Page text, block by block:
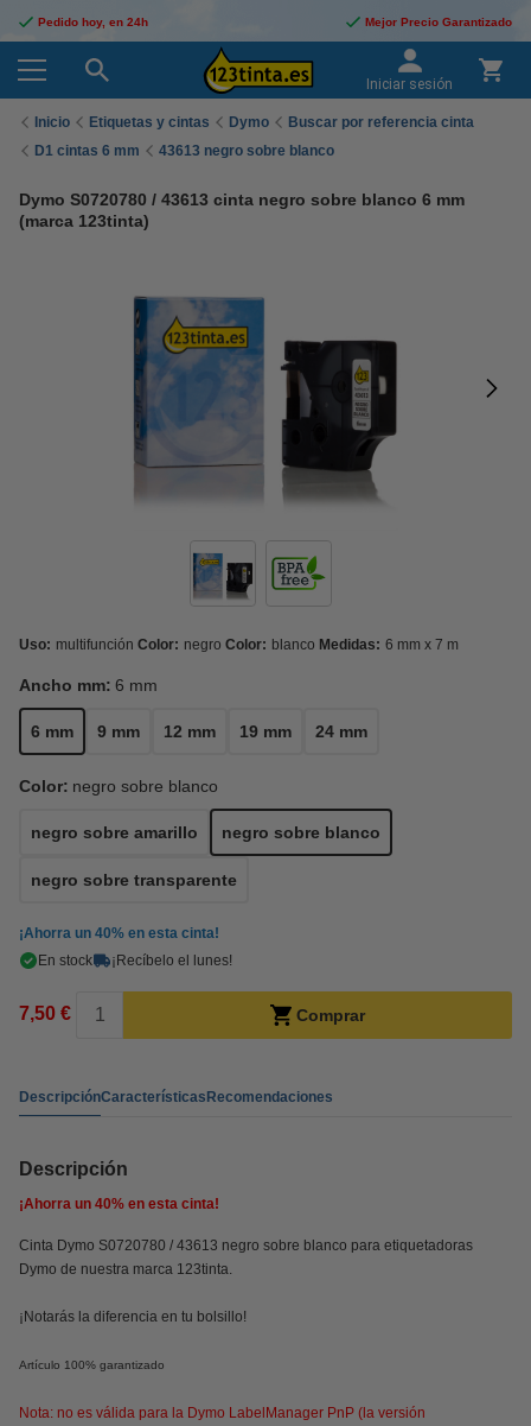
Pedido hoy, en 24h Mejor Precio Garantizado
Iniciar sesión
Inicio Etiquetas y cintas Dymo
Buscar por referencia cinta
D1 cintas 6 mm
43613 negro sobre blanco
Dymo S0720780 / 43613 cinta negro sobre blanco 6 mm
(marca 123tinta)
Uso: multifunción Color: negro Color: blanco Medidas: 6 mm x 7 m
Ancho mm: 6 mm
6 mm 9 mm 12 mm 19 mm 24 mm
Color: negro sobre blanco
negro sobre amarillo negro sobre blanco
negro sobre transparente
¡Ahorra un 40% en esta cinta!
En stock
¡Recíbelo el lunes!
7,50 € Comprar
DescripciónCaracterísticasRecomendaciones
Descripción
¡Ahorra un 40% en esta cinta!
Cinta Dymo S0720780 / 43613 negro sobre blanco para etiquetadoras
Dymo de nuestra marca 123tinta.
¡Notarás la diferencia en tu bolsillo!
Artículo 100% garantizado
Nota: no es válida para la Dymo LabelManager PnP (la versión